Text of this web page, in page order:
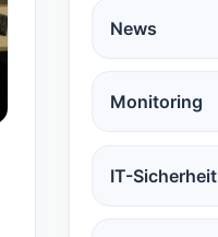
News
Monitoring
IT-Sicherheit